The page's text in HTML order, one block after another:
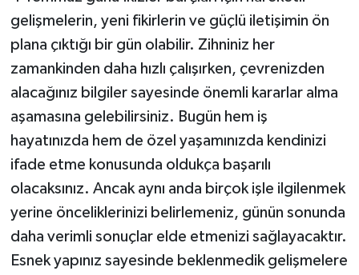
gelişmelerin, yeni fikirlerin ve güçlü iletişimin ön
plana çıktığı bir gün olabilir. Zihniniz her
zamankinden daha hızlı çalışırken, çevrenizden
alacağınız bilgiler sayesinde önemli kararlar alma
aşamasına gelebilirsiniz. Bugün hem iş
hayatınızda hem de özel yaşamınızda kendinizi
ifade etme konusunda oldukça başarılı
olacaksınız. Ancak aynı anda birçok işle ilgilenmek
yerine önceliklerinizi belirlemeniz, günün sonunda
daha verimli sonuçlar elde etmenizi sağlayacaktır.
Esnek yapınız sayesinde beklenmedik gelişmelere